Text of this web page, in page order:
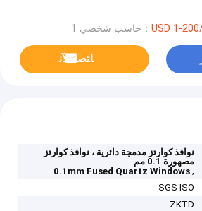
ﺎﺘﺼﻟ ﺍﻶﻧ
نوافذ كوارتز مدمجة دائرية ، نوافذ كوارتز
مصهورة 0.1 مم
,
0.1mm Fused Quartz Windows
SGS ISO
ZKTD